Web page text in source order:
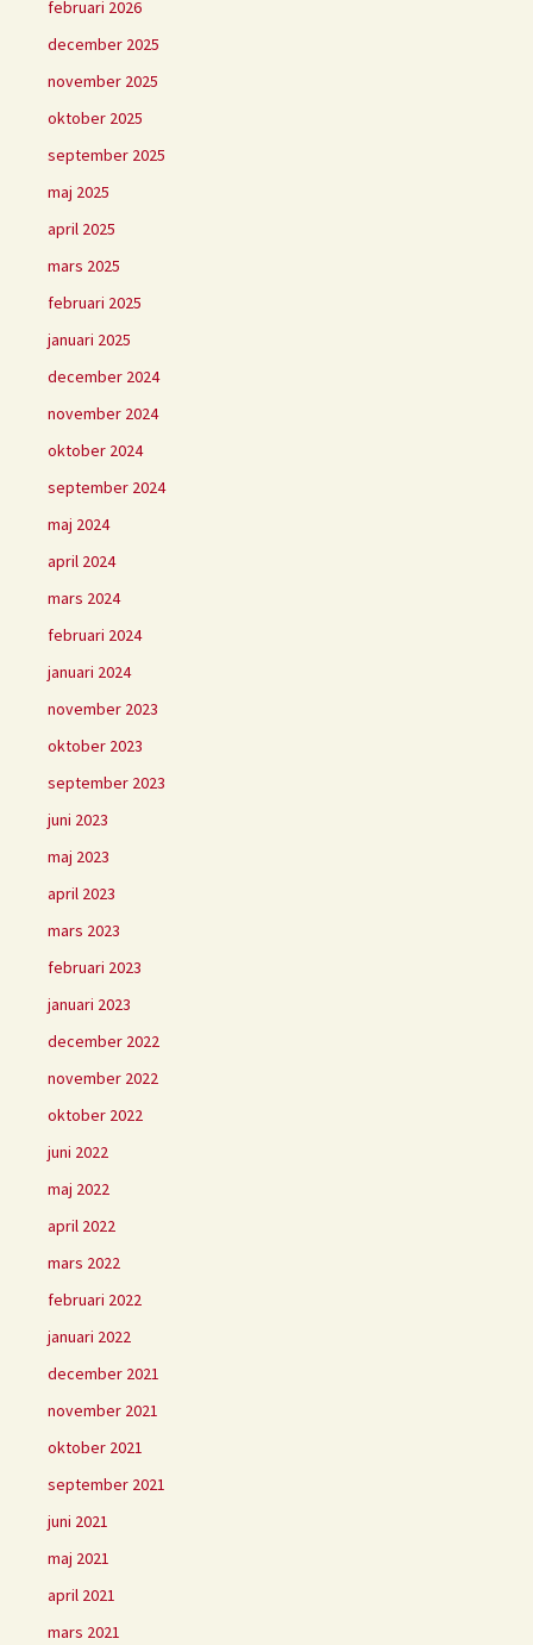
februari 2026
december 2025
november 2025
oktober 2025
september 2025
maj 2025
april 2025
mars 2025
februari 2025
januari 2025
december 2024
november 2024
oktober 2024
september 2024
maj 2024
april 2024
mars 2024
februari 2024
januari 2024
november 2023
oktober 2023
september 2023
juni 2023
maj 2023
april 2023
mars 2023
februari 2023
januari 2023
december 2022
november 2022
oktober 2022
juni 2022
maj 2022
april 2022
mars 2022
februari 2022
januari 2022
december 2021
november 2021
oktober 2021
september 2021
juni 2021
maj 2021
april 2021
mars 2021